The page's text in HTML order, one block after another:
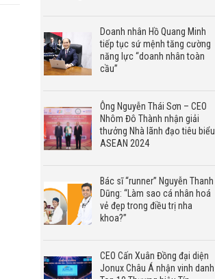
Doanh nhân Hồ Quang Minh
tiếp tục sứ mệnh tăng cường
năng lực “doanh nhân toàn
cầu”
Ông Nguyễn Thái Sơn – CEO
Nhôm Đô Thành nhận giải
thưởng Nhà lãnh đạo tiêu biểu
ASEAN 2024
Bác sĩ “runner” Nguyễn Thanh
Dũng: “Làm sao cá nhân hoá
vẻ đẹp trong điều trị nha
khoa?”
CEO Cấn Xuân Đồng đại diện
Jonux Châu Á nhận vinh danh